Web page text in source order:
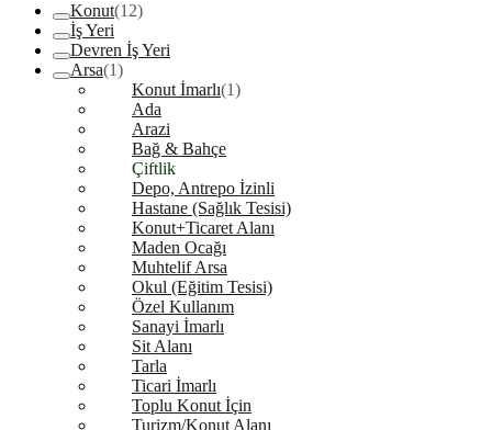
Konut(12)
İş Yeri
Devren İş Yeri
Arsa(1)
Konut İmarlı(1)
Ada
Arazi
Bağ & Bahçe
Çiftlik
Depo, Antrepo İzinli
Hastane (Sağlık Tesisi)
Konut+Ticaret Alanı
Maden Ocağı
Muhtelif Arsa
Okul (Eğitim Tesisi)
Özel Kullanım
Sanayi İmarlı
Sit Alanı
Tarla
Ticari İmarlı
Toplu Konut İçin
Turizm/Konut Alanı